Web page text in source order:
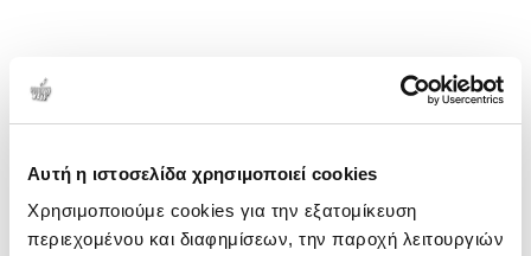
Αυτή η ιστοσελίδα χρησιμοποιεί cookies
Χρησιμοποιούμε cookies για την εξατομίκευση
περιεχομένου και διαφημίσεων, την παροχή λειτουργιών